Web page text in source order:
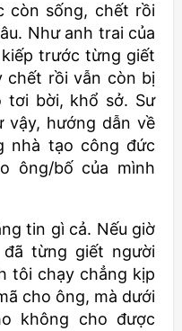
còn sống, chết rồi
Như anh trai của
trước từng giết
chết rồi vẫn còn bị
tơi bời, khổ sở. Sư
vậy, hướng dẫn về
nhà tạo công đức
ông/bố của mình
tin gì cả. Nếu giờ
từng giết người
tôi chạy chẳng kịp
cho ông, mà dưới
không cho được